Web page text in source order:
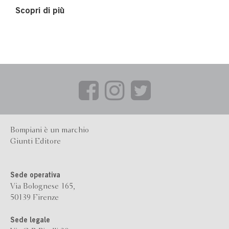
Scopri di più
Bompiani è un marchio
Giunti Editore
Sede operativa
Via Bolognese 165,
50139 Firenze
Sede legale